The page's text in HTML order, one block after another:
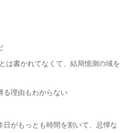
は書かれてなくて、結局憶測の域を
る理由もわからない
がもっとも時間を割いて、忌憚な